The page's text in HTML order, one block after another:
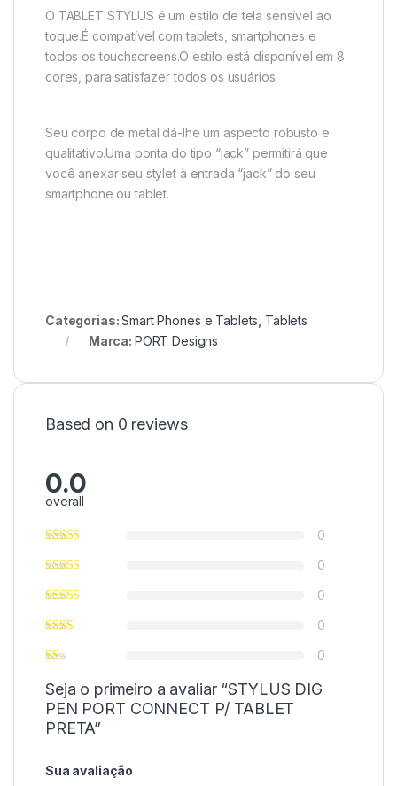
O TABLET STYLUS é um estilo de tela sensível ao
toque.É compatível com tablets, smartphones e
todos os touchscreens.O estilo está disponível em 8
cores, para satisfazer todos os usuários.
Seu corpo de metal dá-lhe um aspecto robusto e
qualitativo.Uma ponta do tipo “jack” permitirá que
você anexar seu stylet à entrada “jack” do seu
smartphone ou tablet.
Categorias:Smart Phones e Tablets Tablets
Marca: PORT Designs
Based on 0 reviews
0.0
overall
0
0
0
0
0
Seja o primeiro a avaliar “STYLUS DIG
PEN PORT CONNECT P/ TABLET
PRETA”
Sua avaliação